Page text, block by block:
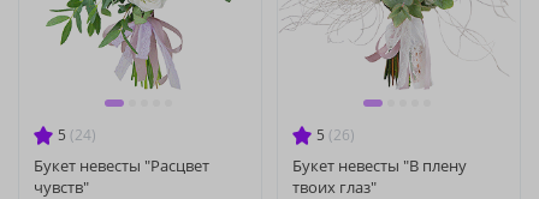
5 (24)
Букет невесты "Расцвет
чувств"
5 (26)
Букет невесты "В плену
твоих глаз"